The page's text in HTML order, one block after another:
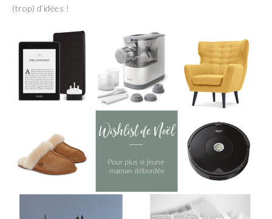
(trop) d’idées !